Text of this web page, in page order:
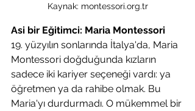
Kaynak: montessori.org.tr
Asi bir Eğitimci: Maria Montessori
19. yüzyılın sonlarında İtalya'da, Maria
Montessori doğduğunda kızların
sadece iki kariyer seçeneği vardı: ya
öğretmen ya da rahibe olmak. Bu
Maria'yı durdurmadı. O mükemmel bir